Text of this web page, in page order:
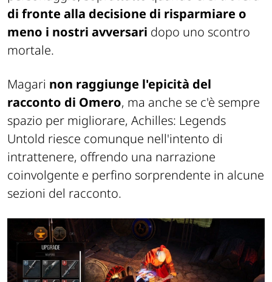
di fronte alla decisione di risparmiare o
meno i nostri avversari dopo uno scontro
mortale.
Magari non raggiunge l'epicità del
racconto di Omero, ma anche se c'è sempre
spazio per migliorare, Achilles: Legends
Untold riesce comunque nell'intento di
intrattenere, offrendo una narrazione
coinvolgente e perfino sorprendente in alcune
sezioni del racconto.